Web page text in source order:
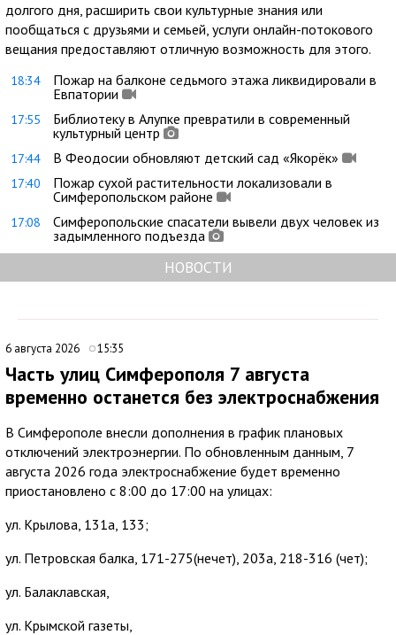
долгого дня, расширить свои культурные знания или
пообщаться с друзьями и семьей, услуги онлайн-потокового
вещания предоставляют отличную возможность для этого.
18:34
Пожар на балконе седьмого этажа ликвидировали в
Евпатории
17:55
Библиотеку в Алупке превратили в современный
культурный центр
17:44 В Феодосии обновляют детский сад «Якорёк»
17:40
Пожар сухой растительности локализовали в
Симферопольском районе
17:08
Симферопольские спасатели вывели двух человек из
задымленного подъезда
НОВОСТИ
6 августа 2026 15:35
Часть улиц Симферополя 7 августа
временно останется без электроснабжения
В Симферополе внесли дополнения в график плановых
отключений электроэнергии. По обновленным данным, 7
августа 2026 года электроснабжение будет временно
приостановлено с 8:00 до 17:00 на улицах:
ул. Крылова, 131а, 133;
ул. Петровская балка, 171-275(нечет), 203а, 218-316 (чет);
ул. Балаклавская,
ул. Крымской газеты,